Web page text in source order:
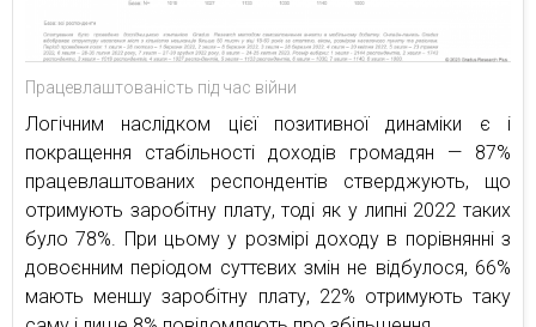
Працевлаштованість під час війни
Логічним наслідком цієї позитивної динаміки є і
покращення стабільності доходів громадян — 87%
працевлаштованих респондентів стверджують, що
отримують заробітну плату, тоді як у липні 2022 таких
було 78%. При цьому у розмірі доходу в порівнянні з
довоєнним періодом суттєвих змін не відбулося, 66%
мають меншу заробітну плату, 22% отримують таку